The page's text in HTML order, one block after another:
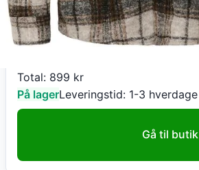
Mr.dk
MApelton N Heritage
899kr
Total: 899 kr
På lagerLeveringstid: 1-3 hverdage
Gå til butik